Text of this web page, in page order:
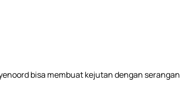
bisa membuat kejutan dengan serangan